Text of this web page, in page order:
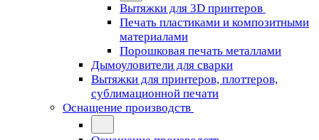
Вытяжки для 3D принтеров
Печать пластиками и композитными
материалами
Порошковая печать металлами
Дымоуловители для сварки
Вытяжки для принтеров, плоттеров,
сублимационной печати
Оснащение производств